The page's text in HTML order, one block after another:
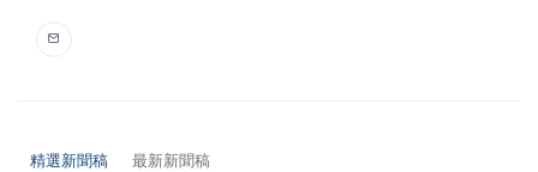
精選新聞稿 最新新聞稿